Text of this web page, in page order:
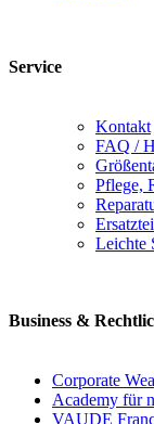
Service
Kontakt
FAQ /
Pflege,
Leichte
Business &
Corporate
Academy für
VAUDE